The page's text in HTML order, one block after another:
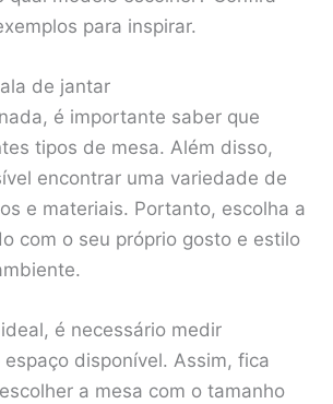
para inspirar.
de jantar
é importante saber que
tipos de mesa. Além disso,
encontrar uma variedade de
e materiais. Portanto, escolha a
com o seu próprio gosto e estilo
é necessário medir
disponível. Assim, fica
a mesa com o tamanho